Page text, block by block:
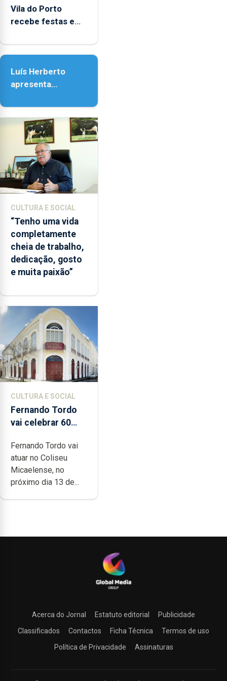
entre
as
e
as
18h00.
Vila do Porto
recebe festas em
Senhora da
Luís Herberto
apresenta
Paisagem’
CULTURA E SOCIAL
“Tenho uma vida
completamente
cheia de trabalho,
dedicação, gosto
e muita paixão”
CULTURA E SOCIAL
Fernando Tordo
vai celebrar 60
no Coliseu
Micaelense
Fernando Tordo vai
atuar no Coliseu
Micaelense, no
próximo dia 13 de...
Acerca do Jornal Estatuto editorial
Publicidade
Classificados
Contactos Ficha Técnica
Termos de uso
Política de Privacidade
Assinaturas